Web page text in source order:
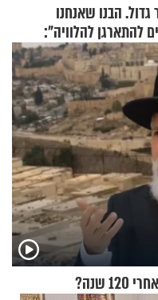
הבנו שאנחנו
להתארגן להלוויה":
במבחן, הפעם עם מרים